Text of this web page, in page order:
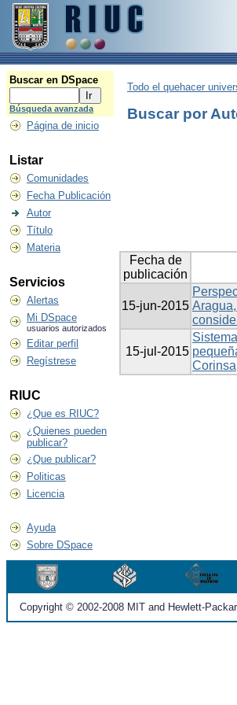
Buscar en DSpace
Búsqueda avanzada
Página de inicio
Listar
Comunidades
Fecha Publicación
Autor
Título
Materia
Servicios
Alertas
Mi DSpace
usuarios autorizados
Editar perfil
Regístrese
RIUC
¿Que es RIUC?
¿Quienes pueden
publicar?
¿Que publicar?
Politicas
Licencia
Ayuda
Sobre DSpace
Todo el quehacer
Buscar por
Fecha de
publicación
15-jun-2015
15-jul-2015
Copyright © 2002-2008 MIT and Hewlett-